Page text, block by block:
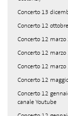
Concerto 13
Concerto 12
Concerto 12
Concerto 12 marzo
Concerto 12
Concerto 12
Concerto 12
canale Youtube